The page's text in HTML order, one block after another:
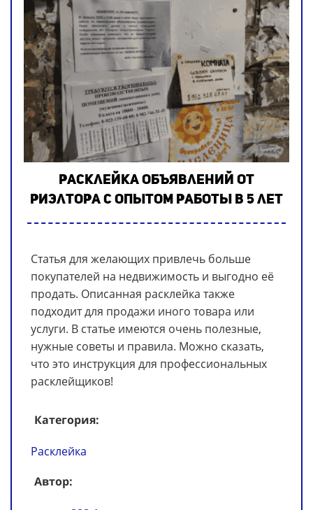
Расклейка объявлений от
риэлтора с опытом работы в 5 лет
Статья для желающих привлечь больше
покупателей на недвижимость и выгодно её
продать. Описанная расклейка также
подходит для продажи иного товара или
услуги. В статье имеются очень полезные,
нужные советы и правила. Можно сказать,
что это инструкция для профессиональных
расклейщиков!
Категория:
Расклейка
Автор: